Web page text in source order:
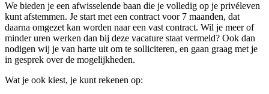
We bieden je een afwisselende baan die je volledig op je privéleven
kunt afstemmen. Je start met een contract voor 7 maanden, dat
daarna omgezet kan worden naar een vast contract. Wil je meer of
minder uren werken dan bij deze vacature staat vermeld? Ook dan
nodigen wij je van harte uit om te solliciteren, en gaan graag met je
in gesprek over de mogelijkheden.
Wat je ook kiest, je kunt rekenen op: